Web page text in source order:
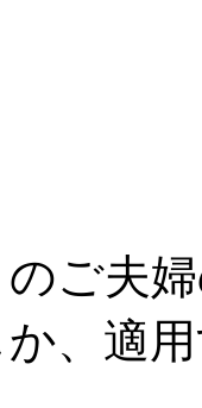
ご夫
、適